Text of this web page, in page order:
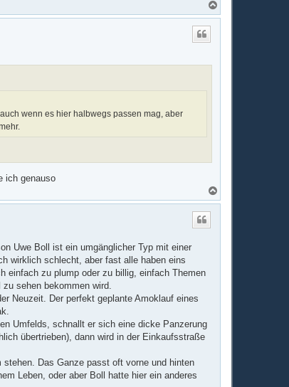
a
wenn es hier halbwegs passen mag, aber
ich genauso
a
Uwe Boll ist ein umgänglicher Typ mit einer
wirklich schlecht, aber fast alle haben eins
einfach zu plump oder zu billig, einfach Themen
sehen bekommen wird.
Neuzeit. Der perfekt geplante Amoklauf eines
Umfelds, schnallt er sich eine dicke Panzerung
übertrieben), dann wird in der Einkaufsstraße
Das Ganze passt oft vorne und hinten
Leben, oder aber Boll hatte hier ein anderes